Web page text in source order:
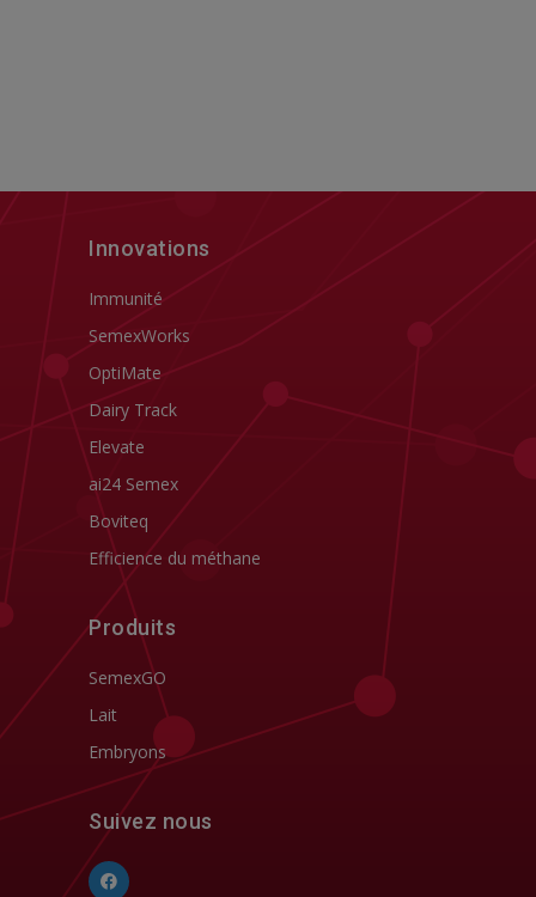
Innovations
Immunité
SemexWorks
OptiMate
Dairy Track
Elevate
ai24 Semex
Boviteq
Efficience du méthane
Produits
SemexGO
Lait
Embryons
Suivez nous